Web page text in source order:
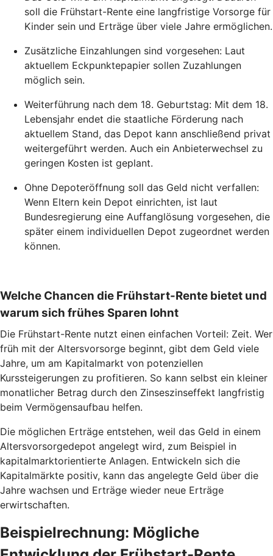
soll die Frühstart-Rente eine langfristige Vorsorge für
Kinder sein und Erträge über viele Jahre ermöglichen.
Zusätzliche Einzahlungen sind vorgesehen: Laut
aktuellem Eckpunktepapier sollen Zuzahlungen
möglich sein.
Weiterführung nach dem 18. Geburtstag: Mit dem 18.
Lebensjahr endet die staatliche Förderung nach
aktuellem Stand, das Depot kann anschließend privat
weitergeführt werden. Auch ein Anbieterwechsel zu
geringen Kosten ist geplant.
Ohne Depoteröffnung soll das Geld nicht verfallen:
Wenn Eltern kein Depot einrichten, ist laut
Bundesregierung eine Auffanglösung vorgesehen, die
später einem individuellen Depot zugeordnet werden
können.
Welche Chancen die Frühstart-Rente bietet und
warum sich frühes Sparen lohnt
Die Frühstart-Rente nutzt einen einfachen Vorteil: Zeit. Wer
früh mit der Altersvorsorge beginnt, gibt dem Geld viele
Jahre, um am Kapitalmarkt von potenziellen
Kurssteigerungen zu profitieren. So kann selbst ein kleiner
monatlicher Betrag durch den Zinseszinseffekt langfristig
beim Vermögensaufbau helfen.
Die möglichen Erträge entstehen, weil das Geld in einem
Altersvorsorgedepot angelegt wird, zum Beispiel in
kapitalmarktorientierte Anlagen. Entwickeln sich die
Kapitalmärkte positiv, kann das angelegte Geld über die
Jahre wachsen und Erträge wieder neue Erträge
erwirtschaften.
Beispielrechnung: Mögliche